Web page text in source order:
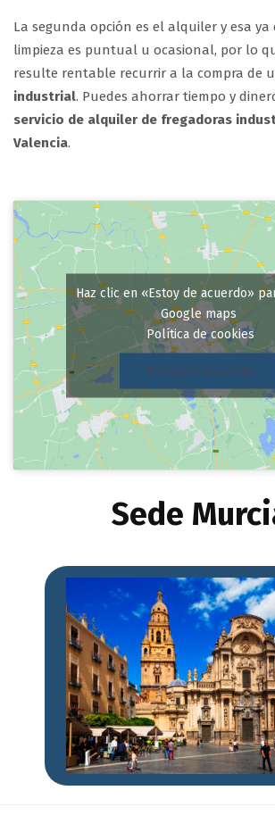
La segunda opción es el alquiler y esa ya
limpieza es puntual u ocasional, por lo
resulte rentable recurrir a la compra de
industrial. Puedes ahorrar tiempo y
servicio de alquiler de fregadoras
Valencia.
Haz clic en «Estoy de acuerdo»
Google maps
Política de cookies
Estoy de acuerdo
Sede